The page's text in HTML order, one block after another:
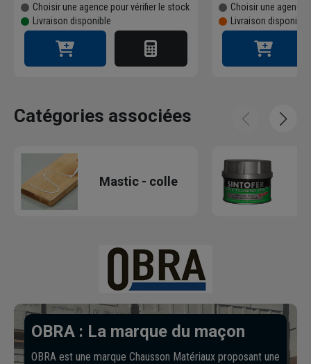
Choisir une agence pour vérifier le stock
Livraison disponible
Choisir une agence
Livraison
Catégories associées
Mastic - colle
OBRA : La marque du maçon
OBRA est une marque Chausson Matériaux proposant une